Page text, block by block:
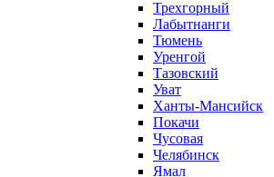
Трехгорный
Лабытнанги
Тюмень
Уренгой
Тазовский
Уват
Ханты-Мансийск
Покачи
Чусовая
Челябинск
Ямал